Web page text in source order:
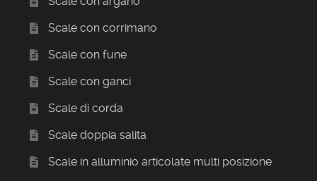
Scale con corrimano
Scale con fune
Scale con ganci
Scale di corda
Scale doppia salita
Scale in alluminio articolate multi posizione